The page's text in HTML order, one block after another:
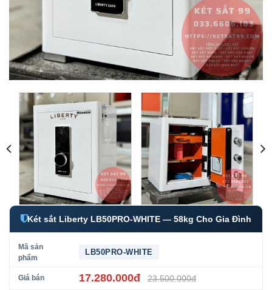
Két sắt Liberty LB50PRO-WHITE — 58kg Cho Gia Đình
Mã sản
phẩm
LB50PRO-WHITE
Giá bán 17.280.000đ 23.500.000đ